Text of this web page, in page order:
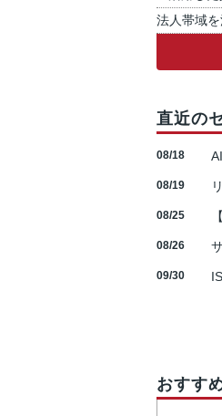
法人帯域
直近の
08/18
08/19
08/25
08/26
09/30
おすす